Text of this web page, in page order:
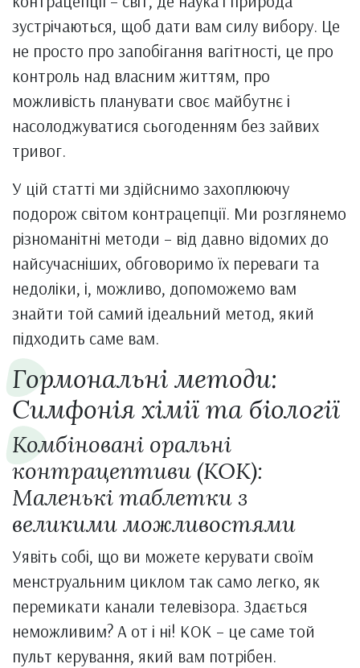
зустрічаються, щоб дати вам силу вибору. Це
не просто про запобігання вагітності, це про
контроль над власним життям, про
можливість планувати своє майбутнє і
насолоджуватися сьогоденням без зайвих
тривог.
У цій статті ми здійснимо захоплюючу
подорож світом контрацепції. Ми розглянемо
різноманітні методи – від давно відомих до
найсучасніших, обговоримо їх переваги та
недоліки, і, можливо, допоможемо вам
знайти той самий ідеальний метод, який
підходить саме вам.
Гормональні методи:
Симфонія хімії та біології
Комбіновані оральні
контрацептиви (КОК):
Маленькі таблетки з
великими можливостями
Уявіть собі, що ви можете керувати своїм
менструальним циклом так само легко, як
перемикати канали телевізора. Здається
неможливим? А от і ні! КОК – це саме той
пульт керування, який вам потрібен.